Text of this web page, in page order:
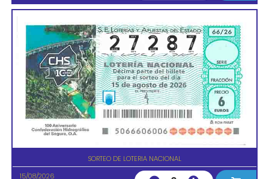
SORTEO DE LOTERIA NACIONAL
15/08/2026